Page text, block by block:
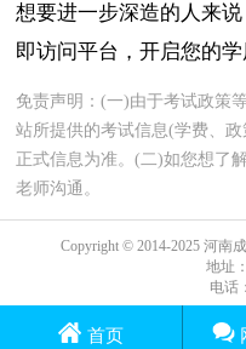
想要进一步深造的人来
即访问平台，开启您的学
免责声明：(一)由于考试政策
站所提供的考试信息(学费、
正式信息为准。(二)如您想了
老师沟通。
Copyright © 2014-2025 河南
地址
电话
首页